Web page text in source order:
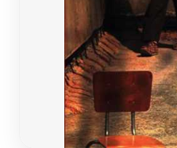
آسیا
اروپا
کوتاه
متون کهن